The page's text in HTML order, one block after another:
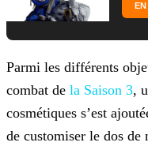
Parmi les différents
combat de la Saison 3,
cosmétiques s’est
de customiser le dos de